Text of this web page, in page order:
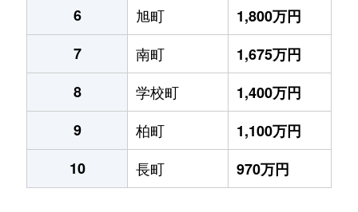
6
旭町
1,800万円
7
南町
1,675万円
8
学校町
1,400万円
9
柏町
1,100万円
10
長町 970万円